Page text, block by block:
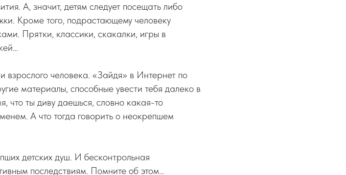
А, значит, детям следует посещать либо
Кроме того, подрастающему человеку
Прятки, классики, скакалки, игры в
взрослого человека. «Зайдя» в Интернет по
материалы, способные увести тебя далеко в
что ты диву даешься, словно какая-то
А что тогда говорить о неокрепшем
детских душ. И бесконтрольная
последствиям. Помните об этом…